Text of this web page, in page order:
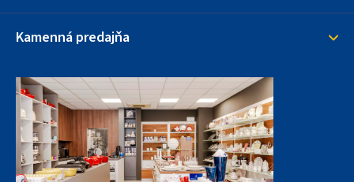
Kamenná predajňa